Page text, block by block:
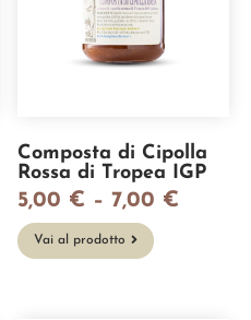
Composta di Cipolla
Rossa di Tropea IGP
5,00 € – 7,00 €
Vai al prodotto